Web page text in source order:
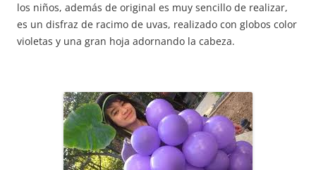
los niños, además de original es muy sencillo de realizar,
es un disfraz de racimo de uvas, realizado con globos color
violetas y una gran hoja adornando la cabeza.